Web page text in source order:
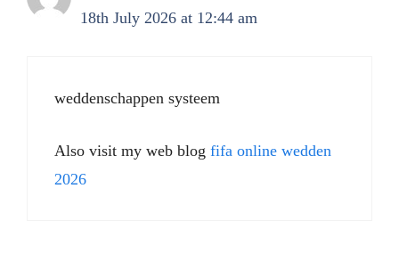
18th July 2026 at 12:44 am
weddenschappen systeem
Also visit my web blog fifa online wedden
2026